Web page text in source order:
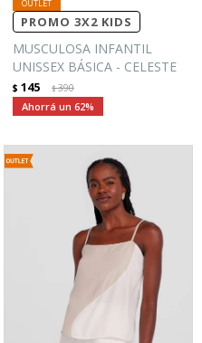
PROMO 3X2 KIDS
MUSCULOSA INFANTIL
UNISSEX BÁSICA - CELESTE
$ 145 $390
62